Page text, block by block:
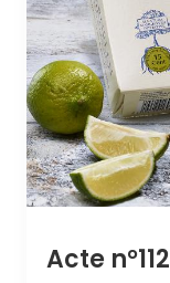
Acte n°112